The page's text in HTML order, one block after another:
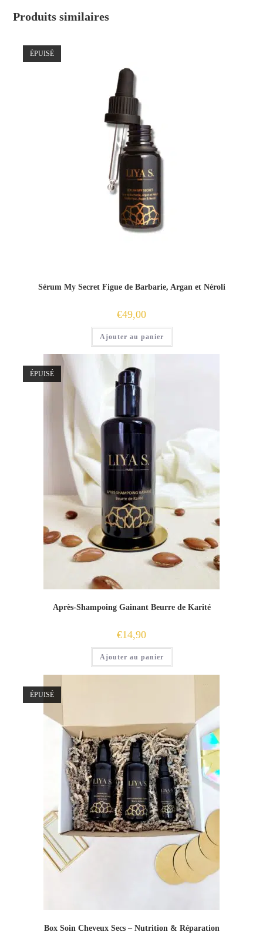
Produits similaires
ÉPUISÉ
Sérum My Secret Figue de Barbarie, Argan et Néroli
€49,00
Ajouter au panier
ÉPUISÉ
Après-Shampoing Gainant Beurre de Karité
€14,90
Ajouter au panier
ÉPUISÉ
Box Soin Cheveux Secs – Nutrition & Réparation